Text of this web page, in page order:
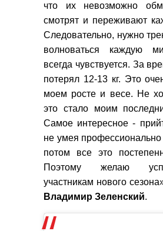
что их невозможно
смотрят и переживают
Следовательно, нужно
волноваться каждую
всегда чувствуется. За
потерял 12-13 кг. Это
моем росте и весе. Не
это стало моим
Самое интересное -
не умея профессионально
потом все это
Поэтому желаю
участникам нового
Владимир Зеленский.